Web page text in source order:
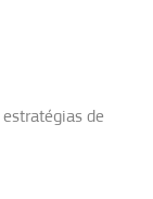
estratégias de